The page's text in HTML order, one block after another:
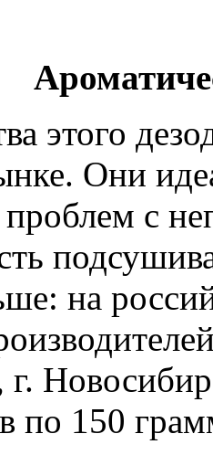
этого
Они
с
на
по 150